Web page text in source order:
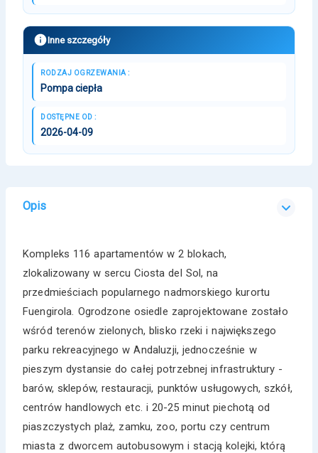
Inne szczegóły
RODZAJ OGRZEWANIA :
Pompa ciepła
DOSTĘPNE OD :
2026-04-09
Opis
Kompleks 116 apartamentów w 2 blokach,
zlokalizowany w sercu Ciosta del Sol, na
przedmieściach popularnego nadmorskiego kurortu
Fuengirola. Ogrodzone osiedle zaprojektowane zostało
wśród terenów zielonych, blisko rzeki i największego
parku rekreacyjnego w Andaluzji, jednocześnie w
pieszym dystansie do całej potrzebnej infrastruktury -
barów, sklepów, restauracji, punktów usługowych, szkół,
centrów handlowych etc. i 20-25 minut piechotą od
piaszczystych plaż, zamku, zoo, portu czy centrum
miasta z dworcem autobusowym i stacją kolejki, którą